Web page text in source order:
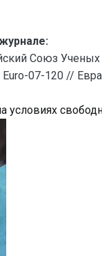
Союз
Euro-07-120 //
условиях